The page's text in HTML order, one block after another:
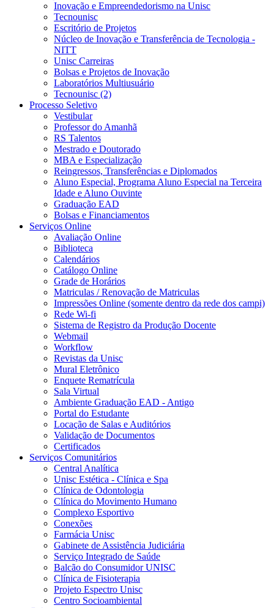
Inovação e Empreendedorismo na Unisc
Tecnounisc
Escritório de Projetos
Núcleo de Inovação e Transferência de Tecnologia -
NITT
Unisc Carreiras
Bolsas e Projetos de Inovação
Laboratórios Multiusuário
Tecnounisc (2)
Processo Seletivo
Vestibular
Professor do Amanhã
RS Talentos
Mestrado e Doutorado
MBA e Especialização
Reingressos, Transferências e Diplomados
Aluno Especial, Programa Aluno Especial na Terceira
Idade e Aluno Ouvinte
Graduação EAD
Bolsas e Financiamentos
Serviços Online
Avaliação Online
Biblioteca
Calendários
Catálogo Online
Grade de Horários
Matriculas / Renovação de Matriculas
Impressões Online (somente dentro da rede dos campi)
Rede Wi-fi
Sistema de Registro da Produção Docente
Webmail
Workflow
Revistas da Unisc
Mural Eletrônico
Enquete Rematrícula
Sala Virtual
Ambiente Graduação EAD - Antigo
Portal do Estudante
Locação de Salas e Auditórios
Validação de Documentos
Certificados
Serviços Comunitários
Central Analítica
Unisc Estética - Clínica e Spa
Clínica de Odontologia
Clínica do Movimento Humano
Complexo Esportivo
Conexões
Farmácia Unisc
Gabinete de Assistência Judiciária
Serviço Integrado de Saúde
Balcão do Consumidor UNISC
Clínica de Fisioterapia
Projeto Espectro Unisc
Centro Socioambiental